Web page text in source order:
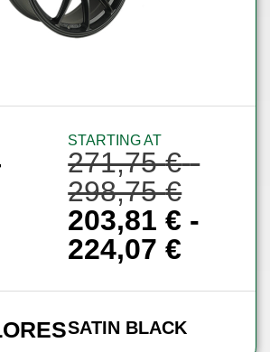
STARTING AT
271,75€ -
298,75€
203,81€ -
224,07€
SATIN BLACK